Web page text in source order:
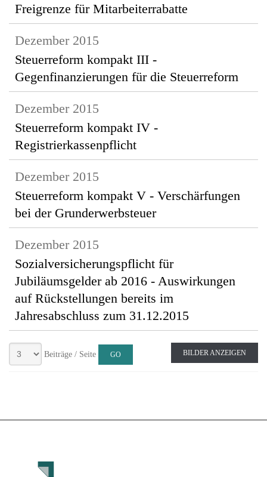
Freigrenze für Mitarbeiterrabatte
Dezember 2015
Steuerreform kompakt III -
Gegenfinanzierungen für die Steuerreform
Dezember 2015
Steuerreform kompakt IV -
Registrierkassenpflicht
Dezember 2015
Steuerreform kompakt V - Verschärfungen
bei der Grunderwerbsteuer
Dezember 2015
Sozialversicherungspflicht für
Jubiläumsgelder ab 2016 - Auswirkungen
auf Rückstellungen bereits im
Jahresabschluss zum 31.12.2015
Beiträge / Seite BILDER ANZEIGEN